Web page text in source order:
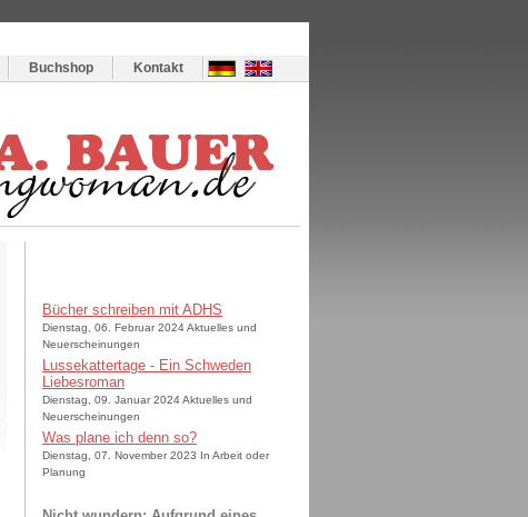
Buchshop Kontakt
Bücher schreiben mit ADHS
Dienstag, 06. Februar 2024 Aktuelles und
Neuerscheinungen
Lussekattertage - Ein Schweden
Liebesroman
Dienstag, 09. Januar 2024 Aktuelles und
Neuerscheinungen
Was plane ich denn so?
Dienstag, 07. November 2023 In Arbeit oder
Planung